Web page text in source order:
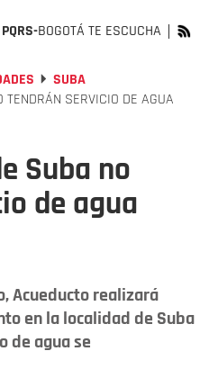
PQRS-BOGOTÁ TE ESCUCHA
SUBA
SERVICIO DE AGUA
Suba no
de agua
Acueducto realizará
en la localidad de Suba
de agua se